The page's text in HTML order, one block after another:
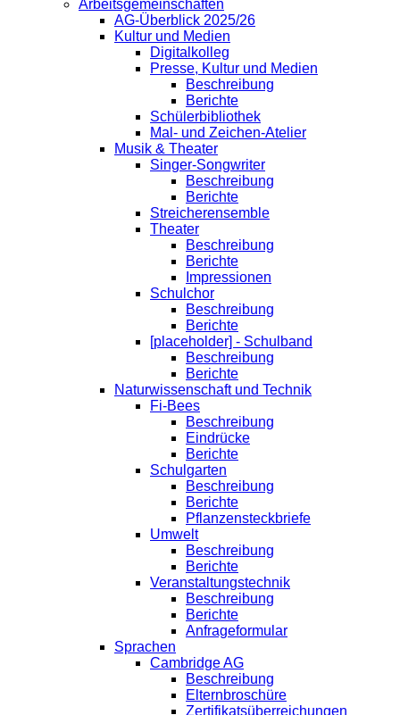
Arbeitsgemeinschaften
AG-Überblick 2025/26
Kultur und Medien
Digitalkolleg
Presse, Kultur und Medien
Beschreibung
Berichte
Schülerbibliothek
Mal- und Zeichen-Atelier
Musik & Theater
Singer-Songwriter
Beschreibung
Berichte
Streicherensemble
Theater
Beschreibung
Berichte
Impressionen
Schulchor
Beschreibung
Berichte
[placeholder] - Schulband
Beschreibung
Berichte
Naturwissenschaft und Technik
Fi-Bees
Beschreibung
Eindrücke
Berichte
Schulgarten
Beschreibung
Berichte
Pflanzensteckbriefe
Umwelt
Beschreibung
Berichte
Veranstaltungstechnik
Beschreibung
Berichte
Anfrageformular
Sprachen
Cambridge AG
Beschreibung
Elternbroschüre
Zertifikatsüberreichungen